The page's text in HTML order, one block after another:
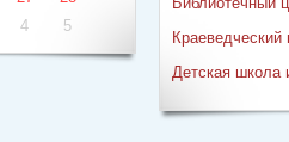
4 5
Краеведческий
Детская школа